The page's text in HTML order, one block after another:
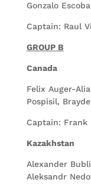
Gonzalo
Captain: Raul
GROUP B
Canada
Felix Auger-
Pospisil,
Captain: Frank
Kazakhstan
Alexander
Aleksandr